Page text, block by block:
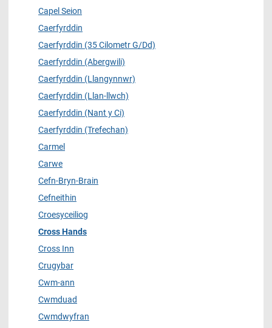
Capel Seion
Caerfyrddin
Caerfyrddin (35 Cilometr G/Dd)
Caerfyrddin (Abergwili)
Caerfyrddin (Llangynnwr)
Caerfyrddin (Llan-llwch)
Caerfyrddin (Nant y Ci)
Caerfyrddin (Trefechan)
Carmel
Carwe
Cefn-Bryn-Brain
Cefneithin
Croesyceiliog
Cross Hands
Cross Inn
Crugybar
Cwm-ann
Cwmduad
Cwmdwyfran